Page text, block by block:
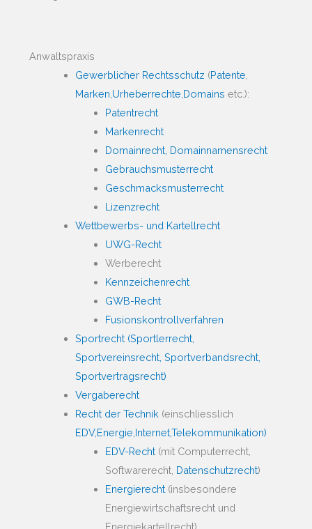
Anwaltspraxis
Gewerblicher Rechtsschutz (Patente
Marken, Urheberrechte, Domains etc.):
Patentrecht
Markenrecht
Domainrecht, Domainnamensrecht
Gebrauchsmusterrecht
Geschmacksmusterrecht
Lizenzrecht
Wettbewerbs- und Kartellrecht
UWG-Recht
Werberecht
Kennzeichenrecht
GWB-Recht
Fusionskontrollverfahren
Sportrecht (Sportlerrecht,
Sportvereinsrecht, Sportverbandsrecht,
Sportvertragsrecht)
Vergaberecht
Recht der Technik (einschliesslich
EDV,Energie, Internet,Telekommunikation)
EDV-Recht (mit Computerrecht,
Softwarerecht, Datenschutzrecht)
Energierecht (insbesondere
Energiewirtschaftsrecht und